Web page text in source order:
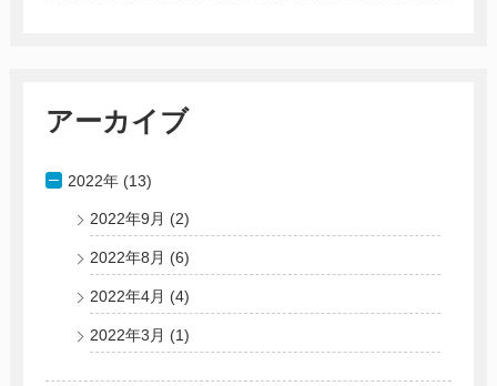
アーカイブ
2022年 (13)
2022年9月 (2)
2022年8月 (6)
2022年4月 (4)
2022年3月 (1)